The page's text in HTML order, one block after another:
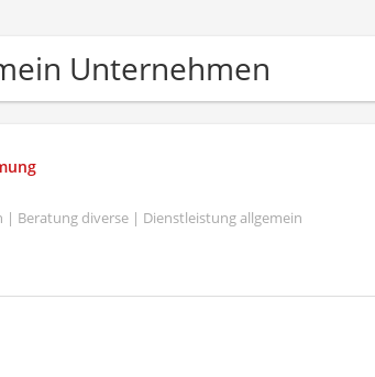
Unternehmen
Beratung diverse | Dienstleistung allgemein